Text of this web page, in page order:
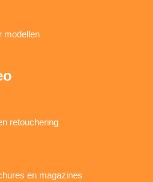
modellen
retouchering
en magazines